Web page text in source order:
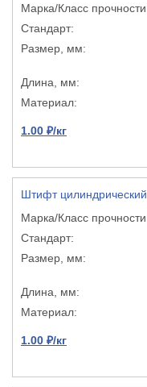
1.00 ₽/кг
Штифт цилиндрический
1.00 ₽/кг